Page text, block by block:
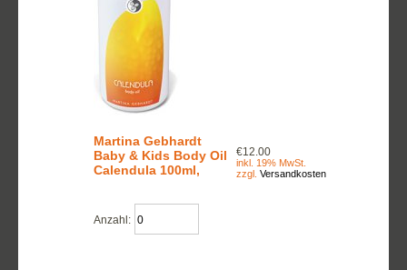
Martina Gebhardt
Baby & Kids Body Oil
Calendula 100ml,
€12.00
inkl. 19% MwSt.
zzgl. Versandkosten
Anzahl: